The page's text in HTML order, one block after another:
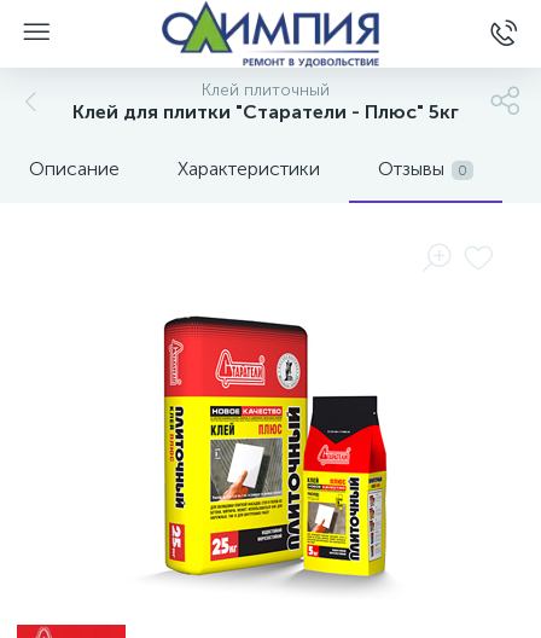
Клей плиточный
Клей для плитки "Старатели - Плюс" 5кг
Описание Характеристики Отзывы 0